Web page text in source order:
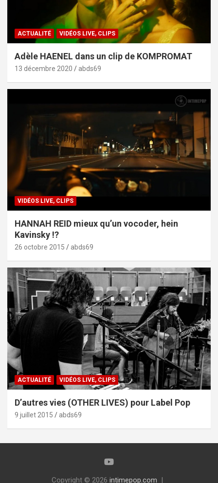
ACTUALITÉ VIDÉOS LIVE, CLIPS
Adèle HAENEL dans un clip de KOMPROMAT
13 décembre 2020 abds69
VIDÉOS LIVE, CLIPS
HANNAH REID mieux qu’un vocoder, hein
Kavinsky !?
26 octobre 2015 abds69
ACTUALITÉ VIDÉOS LIVE, CLIPS
D’autres vies (OTHER LIVES) pour Label Pop
9 juillet 2015 abds69
Copyright © 2026 intimepop.com